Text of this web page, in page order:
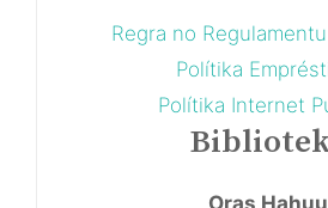
Regra no
Polítika
Polítika Internet